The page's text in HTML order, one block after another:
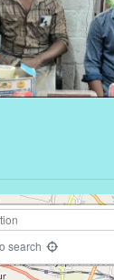
search